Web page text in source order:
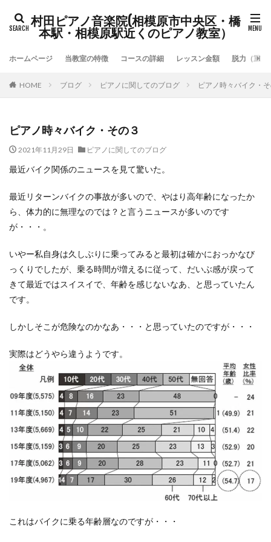
村田ピアノ音楽院(相模原市中央区・橋
本駅・相模原駅近くのピアノ教室）
ホームページ 当教室の特徴 コースの詳細 レッスン金額 脱力（重力
HOME ブログ ピアノに関してのブログ ピアノ時々バイク・
ピアノ時々バイク・その３
2021年11月29日 ピアノに関してのブログ
最近バイク関係のニュースを見て驚いた。
最近リターンバイクの事故が多いので、やはり高年齢になったか
ら、体力的に無理なのでは？と言うニュースが多いのです
が・・・。
いやー私自身は久しぶりに乗ってみると最初は確かにおっかなび
っくりでしたが、乗る時間が増えるに従って、だいぶ感が戻って
きて最近ではスイスイで、年齢を感じないなあ、と思っていたん
です。
しかしそこが危険なのかなあ・・・と思っていたのですが・・・
実際はどうやら違うようです。
これはバイクに乗る年齢層なのですが・・・